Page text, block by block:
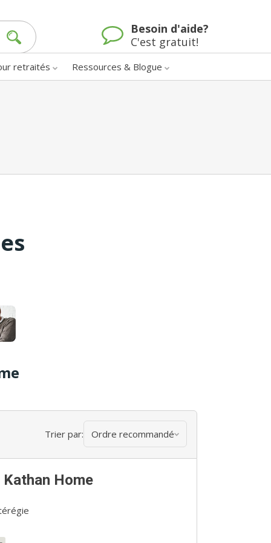
Besoin d'aide?
C'est gratuit!
retraités Ressources & Blogue
Trier par: Ordre recommandé
Home